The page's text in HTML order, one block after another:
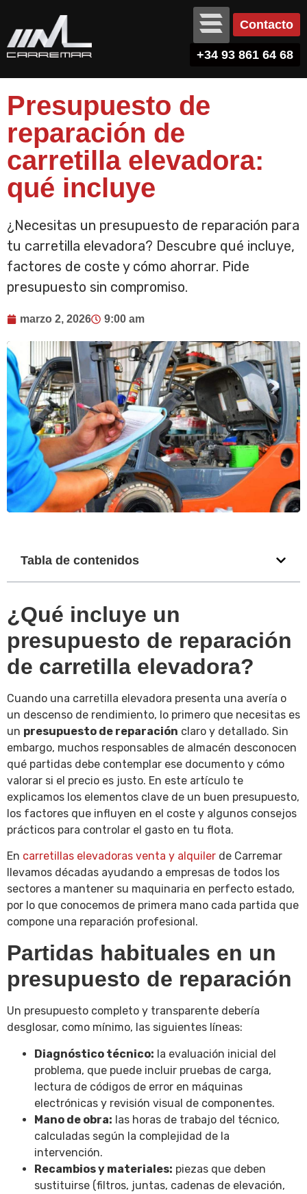
Contacto
+34 93 861 64 68
Presupuesto de
reparación de
carretilla elevadora:
qué incluye
¿Necesitas un presupuesto de reparación para
tu carretilla elevadora? Descubre qué incluye,
factores de coste y cómo ahorrar. Pide
presupuesto sin compromiso.
marzo 2, 2026 9:00 am
Tabla de contenidos
¿Qué incluye un
presupuesto de reparación
de carretilla elevadora?
Cuando una carretilla elevadora presenta una avería o
un descenso de rendimiento, lo primero que necesitas es
un presupuesto de reparación claro y detallado. Sin
embargo, muchos responsables de almacén desconocen
qué partidas debe contemplar ese documento y cómo
valorar si el precio es justo. En este artículo te
explicamos los elementos clave de un buen presupuesto,
los factores que influyen en el coste y algunos consejos
prácticos para controlar el gasto en tu flota.
En carretillas elevadoras venta y alquiler de Carremar
llevamos décadas ayudando a empresas de todos los
sectores a mantener su maquinaria en perfecto estado,
por lo que conocemos de primera mano cada partida que
compone una reparación profesional.
Partidas habituales en un
presupuesto de reparación
Un presupuesto completo y transparente debería
desglosar, como mínimo, las siguientes líneas:
Diagnóstico técnico: la evaluación inicial del
problema, que puede incluir pruebas de carga,
lectura de códigos de error en máquinas
electrónicas y revisión visual de componentes.
Mano de obra: las horas de trabajo del técnico,
calculadas según la complejidad de la
intervención.
Recambios y materiales: piezas que deben
sustituirse (filtros, juntas, cadenas de elevación,